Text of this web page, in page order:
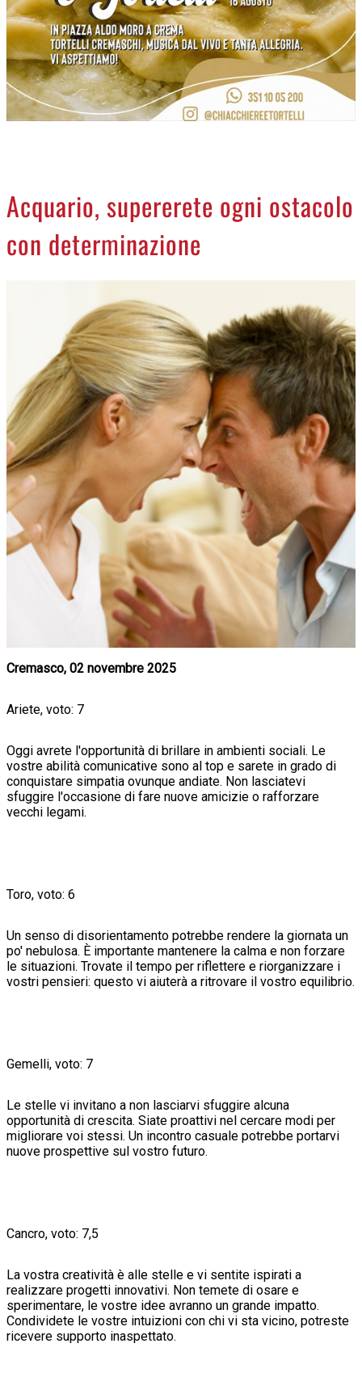
NECROLOGI
ACCEDI
Acquario, supererete ogni ostacolo
con determinazione
Cremasco, 02 novembre 2025
Ariete, voto: 7
Oggi avrete l'opportunità di brillare in ambienti sociali. Le
vostre abilità comunicative sono al top e sarete in grado di
conquistare simpatia ovunque andiate. Non lasciatevi
sfuggire l'occasione di fare nuove amicizie o rafforzare
vecchi legami.
Toro, voto: 6
Un senso di disorientamento potrebbe rendere la giornata un
po' nebulosa. È importante mantenere la calma e non forzare
le situazioni. Trovate il tempo per riflettere e riorganizzare i
vostri pensieri: questo vi aiuterà a ritrovare il vostro equilibrio.
Gemelli, voto: 7
Le stelle vi invitano a non lasciarvi sfuggire alcuna
opportunità di crescita. Siate proattivi nel cercare modi per
migliorare voi stessi. Un incontro casuale potrebbe portarvi
nuove prospettive sul vostro futuro.
Cancro, voto: 7,5
La vostra creatività è alle stelle e vi sentite ispirati a
realizzare progetti innovativi. Non temete di osare e
sperimentare, le vostre idee avranno un grande impatto.
Condividete le vostre intuizioni con chi vi sta vicino, potreste
ricevere supporto inaspettato.